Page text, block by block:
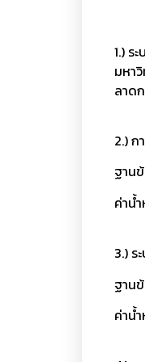
1.) ร
มหา
ลาด
2.)
ฐาน
ค่าน้
3.)
ฐาน
ค่าน้